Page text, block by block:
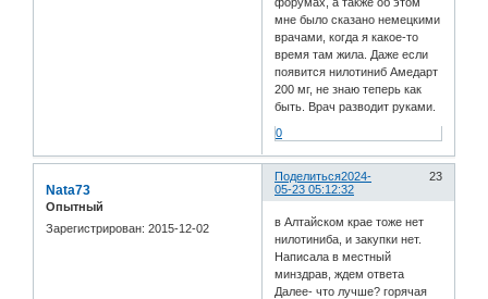
мне было сказано немецкими
врачами, когда я какое-то
время там жила. Даже если
появится нилотиниб Амедарт
200 мг, не знаю теперь как
быть. Врач разводит руками.
0
Поделиться 23
2024-
05-23 05:12:32
Nata73
Опытный
Зарегистрирован: 2015-12-02
в Алтайском крае тоже нет
нилотиниба, и закупки нет.
Написала в местный
минздрав, ждем ответа
Далее- что лучше? горячая